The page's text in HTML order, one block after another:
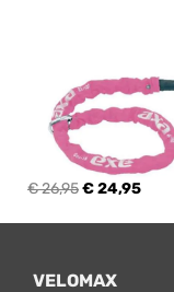
€ 26,95€ 24,95
VELOMAX